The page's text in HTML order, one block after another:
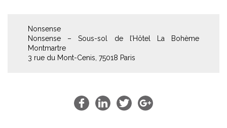
Nonsense
Nonsense – Sous-sol de l’Hôtel La Bohème
Montmartre
3 rue du Mont-Cenis, 75018 Paris